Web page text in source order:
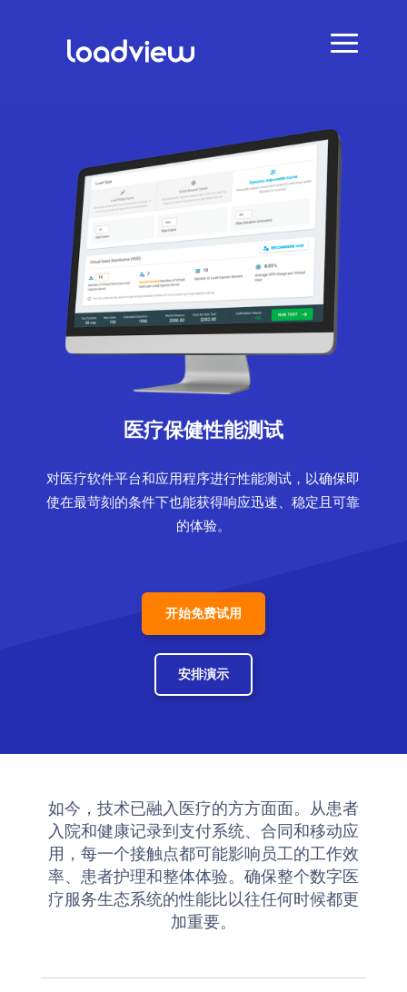
医疗保健性能测试
对医疗软件平台和应用程序进行性能测试，以确保即
使在最苛刻的条件下也能获得响应迅速、稳定且可靠
的体验。
开始免费试用
安排演示
如今，技术已融入医疗的方方面面。从患者
入院和健康记录到支付系统、合同和移动应
用，每一个接触点都可能影响员工的工作效
率、患者护理和整体体验。确保整个数字医
疗服务生态系统的性能比以往任何时候都更
加重要。